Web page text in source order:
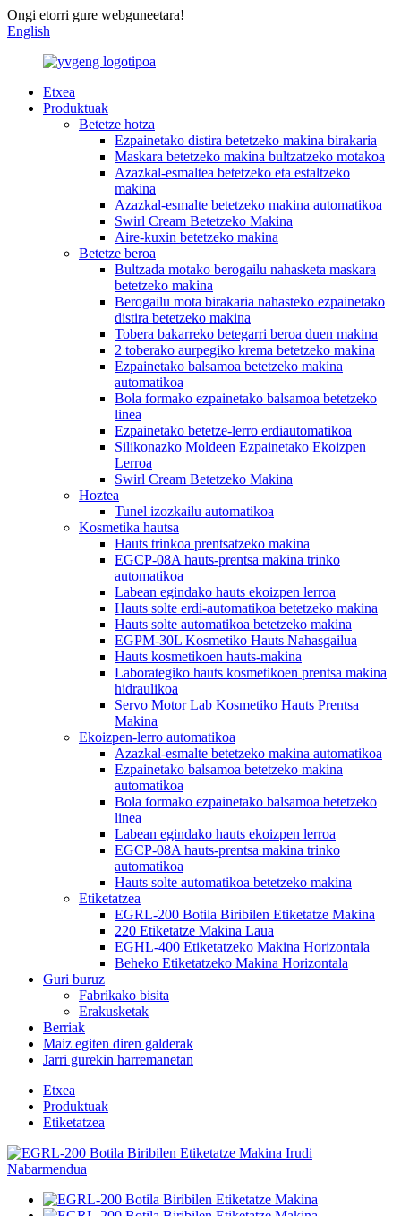
Ongi etorri gure webguneetara!
English
Etxea
Produktuak
Betetze hotza
Ezpainetako distira betetzeko makina birakaria
Maskara betetzeko makina bultzatzeko motakoa
Azazkal-esmaltea betetzeko eta estaltzeko
makina
Azazkal-esmalte betetzeko makina automatikoa
Swirl Cream Betetzeko Makina
Aire-kuxin betetzeko makina
Betetze beroa
Bultzada motako berogailu nahasketa maskara
betetzeko makina
Berogailu mota birakaria nahasteko ezpainetako
distira betetzeko makina
Tobera bakarreko betegarri beroa duen makina
2 toberako aurpegiko krema betetzeko makina
Ezpainetako balsamoa betetzeko makina
automatikoa
Bola formako ezpainetako balsamoa betetzeko
linea
Ezpainetako betetze-lerro erdiautomatikoa
Silikonazko Moldeen Ezpainetako Ekoizpen
Lerroa
Swirl Cream Betetzeko Makina
Hoztea
Tunel izozkailu automatikoa
Kosmetika hautsa
Hauts trinkoa prentsatzeko makina
EGCP-08A hauts-prentsa makina trinko
automatikoa
Labean egindako hauts ekoizpen lerroa
Hauts solte erdi-automatikoa betetzeko makina
Hauts solte automatikoa betetzeko makina
EGPM-30L Kosmetiko Hauts Nahasgailua
Hauts kosmetikoen hauts-makina
Laborategiko hauts kosmetikoen prentsa makina
hidraulikoa
Servo Motor Lab Kosmetiko Hauts Prentsa
Makina
Ekoizpen-lerro automatikoa
Azazkal-esmalte betetzeko makina automatikoa
Ezpainetako balsamoa betetzeko makina
automatikoa
Bola formako ezpainetako balsamoa betetzeko
linea
Labean egindako hauts ekoizpen lerroa
EGCP-08A hauts-prentsa makina trinko
automatikoa
Hauts solte automatikoa betetzeko makina
Etiketatzea
EGRL-200 Botila Biribilen Etiketatze Makina
220 Etiketatze Makina Laua
EGHL-400 Etiketatzeko Makina Horizontala
Beheko Etiketatzeko Makina Horizontala
Guri buruz
Fabrikako bisita
Erakusketak
Berriak
Maiz egiten diren galderak
Jarri gurekin harremanetan
Etxea
Produktuak
Etiketatzea